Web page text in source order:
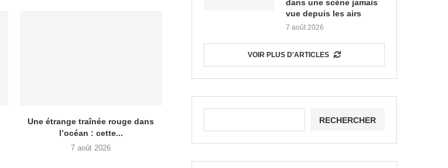
Une étrange traînée rouge dans
l’océan : cette...
7 août 2026
dans une scène jamais
vue depuis les airs
7 août 2026
VOIR PLUS D'ARTICLES
RECHERCHER